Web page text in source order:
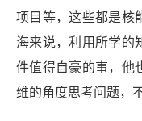
项目等，这些都是核
海来说，利用所学的
件值得自豪的事，他
维的角度思考问题，